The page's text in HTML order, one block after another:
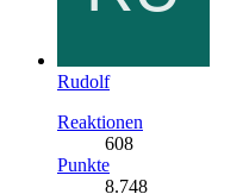
Rudolf
Reaktionen
608
Punkte
8.748